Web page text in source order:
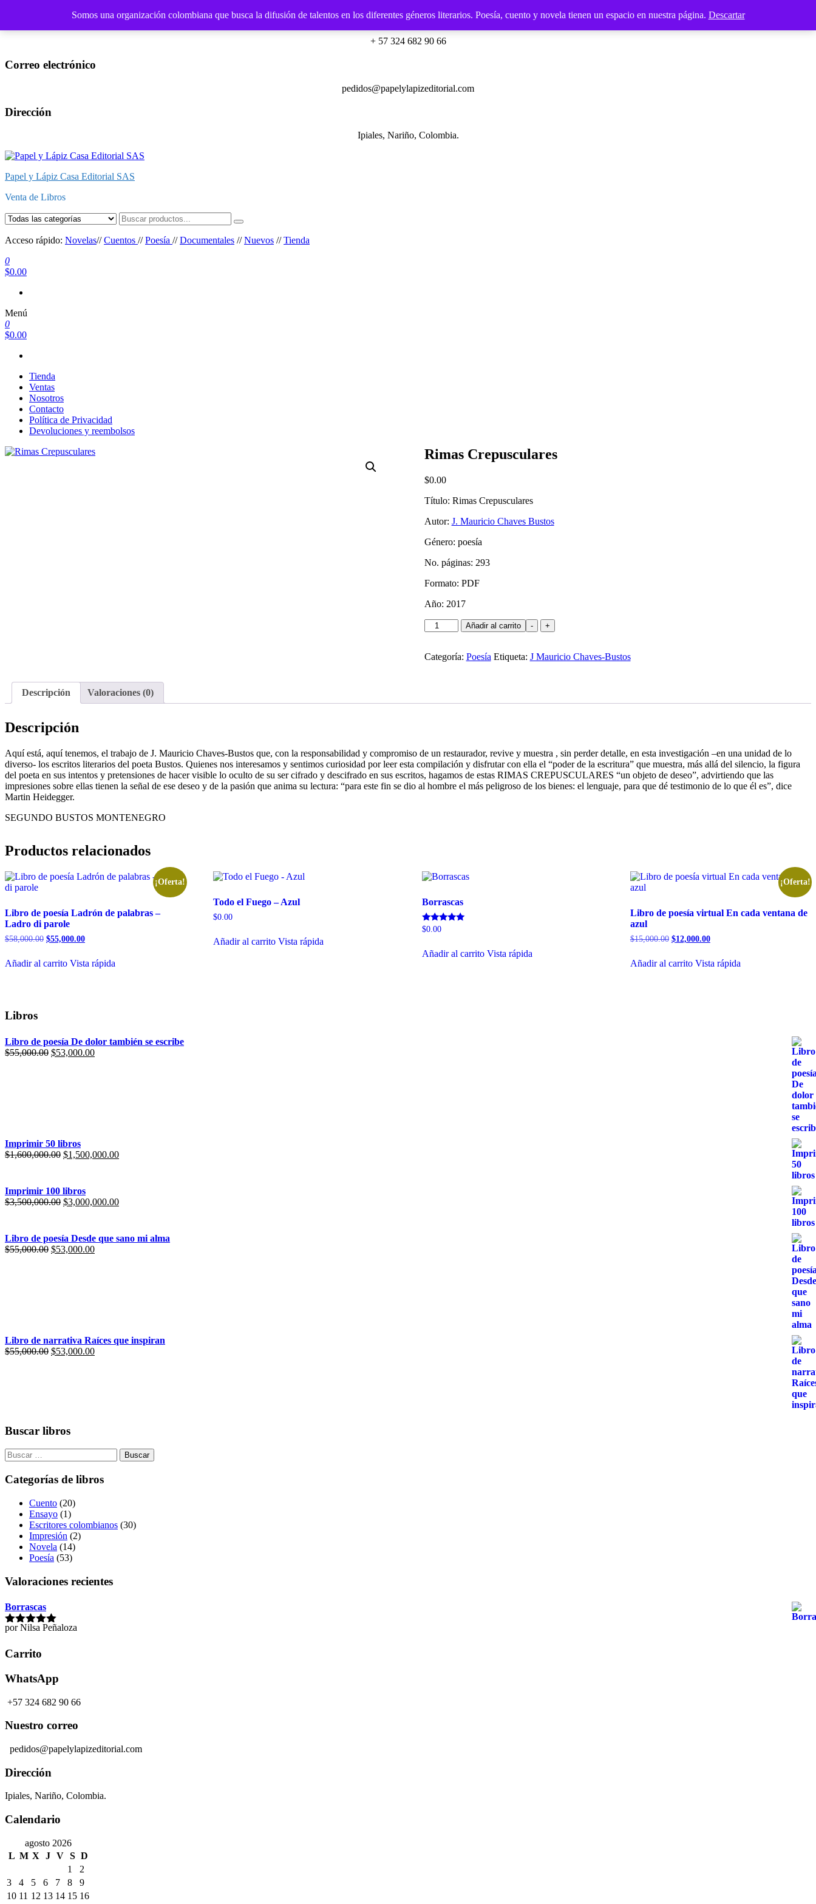
Somos una organización colombiana que busca la difusión de talentos en los diferentes géneros literarios. Poesía, cuento y novela tienen un espacio en nuestra página. Descartar
+ 57 324 682 90 66
Correo electrónico
pedidos@papelylapizeditorial.com
Dirección
Ipiales, Nariño, Colombia.
Papel y Lápiz Casa Editorial SAS
Venta de Libros
Acceso rápido: Novelas//Cuentos //Poesía //Documentales //Nuevos //Tienda
0
$0.00
Menú
0
$0.00
Tienda
Ventas
Nosotros
Contacto
Política de Privacidad
Devoluciones y reembolsos
Rimas Crepusculares
$0.00
Título: Rimas Crepusculares
Autor: J. Mauricio Chaves Bustos
Género: poesía
No. páginas: 293
Formato: PDF
Año: 2017
-
Rimas
Crepusculares
+
Añadir al carrito
Categoría: Poesía Etiqueta: J Mauricio Chaves-Bustos
Descripción Valoraciones (0)
Descripción
Aquí está, aquí tenemos, el trabajo de J. Mauricio Chaves-Bustos que, con la responsabilidad y compromiso de un restaurador, revive y muestra , sin perder detalle, en esta investigación –en una unidad de lo
diverso- los escritos literarios del poeta Bustos. Quienes nos interesamos y sentimos curiosidad por leer esta compilación y disfrutar con ella el “poder de la escritura” que muestra, más allá del silencio, la figura
del poeta en sus intentos y pretensiones de hacer visible lo oculto de su ser cifrado y descifrado en sus escritos, hagamos de estas RIMAS CREPUSCULARES “un objeto de deseo”, advirtiendo que las
impresiones sobre ellas tienen la señal de ese deseo y de la pasión que anima su lectura: “para este fin se dio al hombre el más peligroso de los bienes: el lenguaje, para que dé testimonio de lo que él es”, dice
Martin Heidegger.
SEGUNDO BUSTOS MONTENEGRO
Productos relacionados
¡Oferta!
Libro de poesía Ladrón de palabras –
Ladro di parole
$58,000.00 El
era:
$55,000.00El
actual
es:
Añadir al carrito Vista rápida
Todo el Fuego – Azul
$0.00
Añadir al carrito Vista rápida
Borrascas
Valorado
de 5
$0.00
Añadir al carrito Vista rápida
¡Oferta!
Libro de poesía virtual En cada ventana de
azul
$15,000.00 El
era:
$12,000.00El
actual
es:
Añadir al carrito Vista rápida
Libros
Libro de poesía De dolor también se escribe
$55,000.00 El
$53,000.00El
Imprimir 50 libros
$1,600,000.00 El
era:
$1,600,000.00.
$1,500,000.00El
Imprimir 100 libros
$3,500,000.00 El
era:
$3,500,000.00.
$3,000,000.00El
$3,000,000.00.
Libro de poesía Desde que sano mi alma
$55,000.00 El
$53,000.00El
Libro de narrativa Raíces que inspiran
$55,000.00 El
$53,000.00El
Buscar libros
Buscar:
Categorías de libros
Cuento (20)
Ensayo (1)
Escritores colombianos (30)
Impresión (2)
Novela (14)
Poesía (53)
Valoraciones recientes
Borrascas
Valorado
por Nilsa Peñaloza
Carrito
WhatsApp
+57 324 682 90 66
Nuestro correo
pedidos@papelylapizeditorial.com
Dirección
Ipiales, Nariño, Colombia.
Calendario
agosto 2026
L M X J V S D
1
2
3
4 5 6 7 8
9
10 11 12 13 14 15 16